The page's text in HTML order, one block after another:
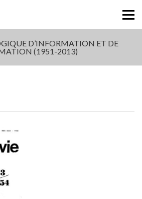
D’INFORMATION ET DE
(1951-2013)